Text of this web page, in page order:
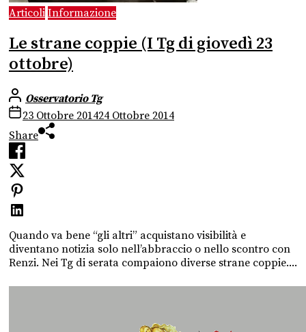
Articoli Informazione
Le strane coppie (I Tg di giovedì 23
ottobre)
Osservatorio Tg
23 Ottobre 201424 Ottobre 2014
Share
Quando va bene “gli altri” acquistano visibilità e
diventano notizia solo nell’abbraccio o nello scontro con
Renzi. Nei Tg di serata compaiono diverse strane coppie....